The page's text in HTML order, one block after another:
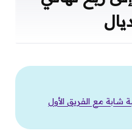
شابة مع الفريق الأول